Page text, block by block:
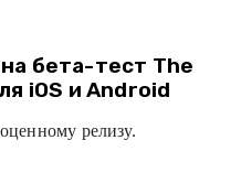
бета-тест The
iOS и Android
релизу.